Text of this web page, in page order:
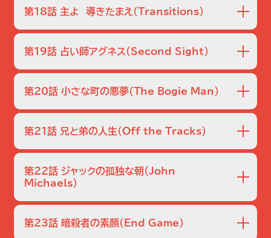
する｡
やがて､ジェームズと一緒に脱獄したフェリスが発見される｡
に付けていたイアンだったが､この日に限って父親が受信機
を忘れて自宅に取りに帰ったという経緯があり､捜索班は父
親を疑う｡
しかし､捜査が進むにしたがって､障害を抱えた子どもとその
家族の､決して表に出ることのない苦難が明らかになってい
く｡
郵便配達員のロージー･ディアスが勤務中に行方不明になり､
ブラックマーケットに売るための窃盗か､あるいは内部犯行
か･･･?
しかし､献身的な従業員で､愛情に満ちた里親であるロージー
が別の一面を持っていた可能性が浮上する｡
一方､ビビアンは遺伝による心臓の異常を告知される｡
23歳にして毎晩高級クラブを渡り歩き､少女たちに絶大な
早速､捜査を開始する捜索班｡
やがて､囚われの身のチェルシーの姿がインターネット上で公
捜索班の必死の捜査をあざ笑うかのように､絶望へのカウン
トダウンが進んでいく｡
12歳の少年が､無理矢理車に乗せられ連れ去られる｡
ジョギング中だったマーティンは､自分のすぐ近くで起こった
事件を阻止できなかったことを悔やむ｡
当初は小児性愛者の犯行かと思われたが､やがてマーティン
を知る｡
限られた時間の中､2人の捜索が続く｡
ニューヨークのやり手不動産業者､ランス･ハミルトンが姿を
まる｡
自宅の暖炉からは血液の付着したシャツが発見される｡
やがて､ランスとジェームズ･フスコというマフィアとのつな
がりが判明｡
人身売買や少女売春など､不動産業者の裏の顔が徐々に明
第18話 主よ 導きたまえ （Transitions）
教会の聖歌隊に参加しているステファニー･ヒーリーが、練習
中に突然泣き出した後､忽然と姿を消す｡
勤め先でも評判が良く､教会での礼拝も欠かさない､絵に描
いたように善良な市民ステファニー｡
第19話 占い師アグネス（Second Sight）
若い占い師アグネスが行方不明になる｡
第20話 小さな町の悪夢（The Bogie Man）
第21話 兄と弟の人生（Off the Tracks）
第22話 ジャックの孤独な朝 （John
Michaels）
第23話 暗殺者の素顔（End Game）